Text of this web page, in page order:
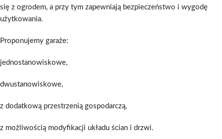
się z ogrodem, a przy tym zapewniają bezpieczeństwo i wygodę
użytkowania.
Proponujemy garaże:
jednostanowiskowe,
dwustanowiskowe,
z dodatkową przestrzenią gospodarczą,
z możliwością modyfikacji układu ścian i drzwi.